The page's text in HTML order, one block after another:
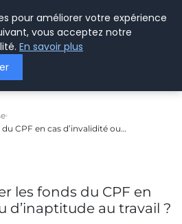
CPF en cas d’invalidité ou…
les fonds du CPF en
d’inaptitude au travail ?
pour améliorer votre expérience
vous acceptez notre
En savoir plus